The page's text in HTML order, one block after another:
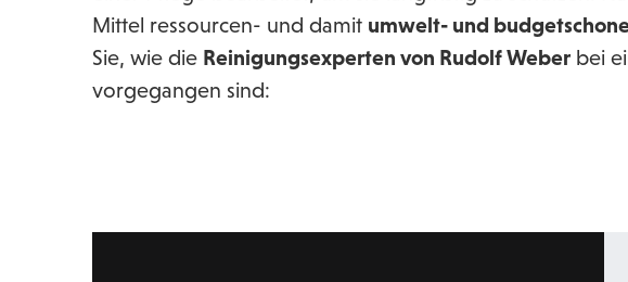
Mittel ressourcen- und damit umwelt- und
Sie, wie die Reinigungsexperten von Rudolf Weberbei
vorgegangen sind: